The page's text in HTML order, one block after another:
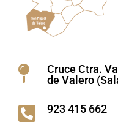

Cruce Ctra.
de Valero
 923 415 662